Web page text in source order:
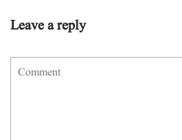
Leave a reply